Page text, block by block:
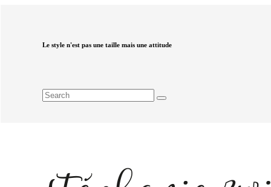
Le style n'est pas une taille mais une attitude